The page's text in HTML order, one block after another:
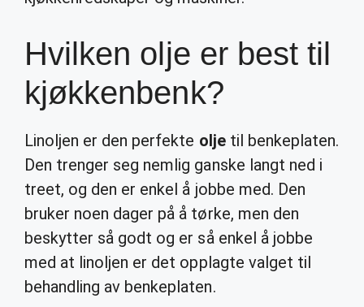
Hvilken olje er best til
kjøkkenbenk?
Linoljen er den perfekte oljetil benkeplaten.
Den trenger seg nemlig ganske langt ned i
treet, og den er enkel å jobbe med. Den
bruker noen dager på å tørke, men den
beskytter så godt og er så enkel å jobbe
med at linoljen er det opplagte valget til
behandling av benkeplaten.